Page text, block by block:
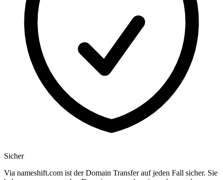
Sicher
Via nameshift.com ist der Domain Transfer auf jeden Fall sicher. Sie